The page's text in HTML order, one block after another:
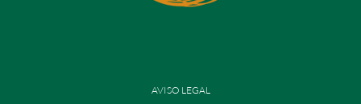
AVISO LEGAL